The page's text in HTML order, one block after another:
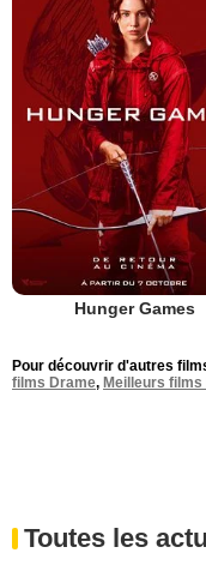
Hunger Games
Pour découvrir d'autres
films Drame, Meilleurs films
Toutes les